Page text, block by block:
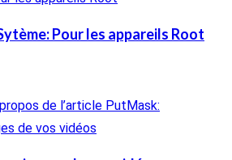
Pour les appareils Root